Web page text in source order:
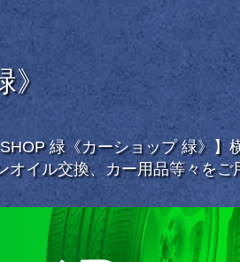
》
緑《カーショップ 緑》
イル交換、カー用品等々をご